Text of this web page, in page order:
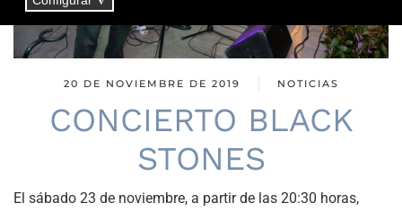
20 DE NOVIEMBRE DE 2019 NOTICIAS
CONCIERTO BLACK
STONES
El sábado 23 de noviembre, a partir de las 20:30 horas,